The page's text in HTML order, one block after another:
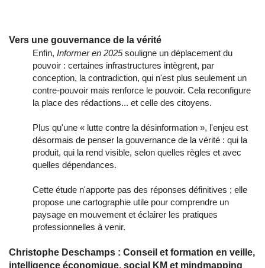
Vers une gouvernance de la vérité
Enfin, Informer en 2025souligne un déplacement du
pouvoir : certaines infrastructures intègrent, par
conception, la contradiction, qui n'est plus seulement un
contre-pouvoir mais renforce le pouvoir. Cela reconfigure
la place des rédactions... et celle des citoyens.
Plus qu'une « lutte contre la désinformation », l'enjeu est
désormais de penser la gouvernance de la vérité : qui la
produit, qui la rend visible, selon quelles règles et avec
quelles dépendances.
Cette étude n'apporte pas des réponses définitives ; elle
propose une cartographie utile pour comprendre un
paysage en mouvement et éclairer les pratiques
professionnelles à venir.
Christophe Deschamps : Conseil et formation en veille,
intelligence économique, social KM et mindmapping